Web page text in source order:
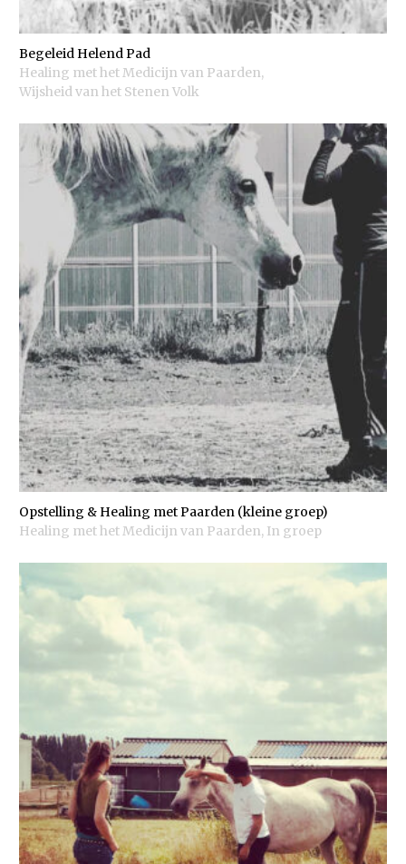
Begeleid Helend Pad
Healing met het Medicijn van Paarden,
Wijsheid van het Stenen Volk
Opstelling & Healing met Paarden (kleine groep)
Healing met het Medicijn van Paarden, In groep